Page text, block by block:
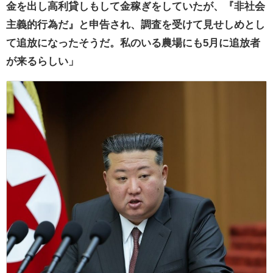
金を出し高利貸しもして金稼ぎをしていたが、『非社会
主義的行為だ』と申告され、調査を受けて見せしめとし
て追放になったそうだ。私のいる農場にも5月に追放者
が来るらしい」